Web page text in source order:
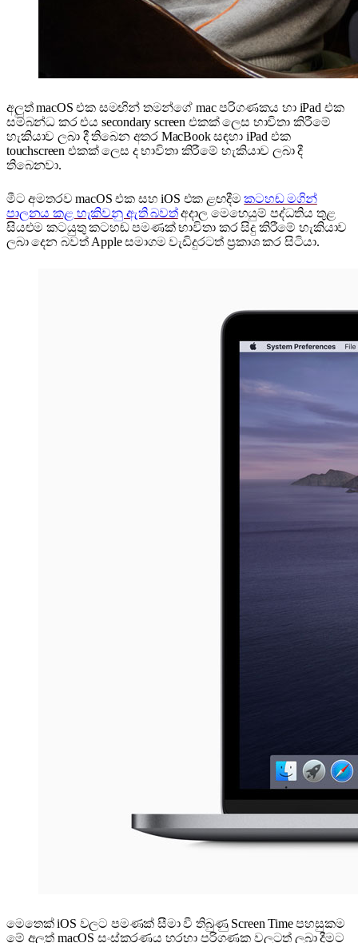
අලුත් macOS එක සමඟින් තමන්ගේ mac පරිගණකය හා iPad එක
සම්බන්ධ කර එය secondary screen එකක් ලෙස භාවිතා කිරීමේ
හැකියාව ලබා දී තිබෙන අතර MacBook සඳහා iPad එක
touchscreen එකක් ලෙස ද භාවිතා කිරීමේ හැකියාව ලබා දී
තිබෙනවා.
මීට අමතරව macOS එක සහ iOS එක ළඟදීමකටහඬ මගින්
පාලනය කළ හැකිවනු ඇති බවත්අදාල මෙහෙයුම් පද්ධතිය තුළ
සියළුම කටයුතු කටහඬ පමණක් භාවිතා කර සිදු කිරීමේ හැකියාව
ලබා දෙන බවත් Apple සමාගම වැඩිදුරටත් ප්‍රකාශ කර සිටියා.
මෙතෙක් iOS වලට පමණක් සීමා වී තිබුණු Screen Time පහසුකම
මේ අලුත් macOS සංස්කරණය හරහා පරිගණක වලටත් ලබා දීමට